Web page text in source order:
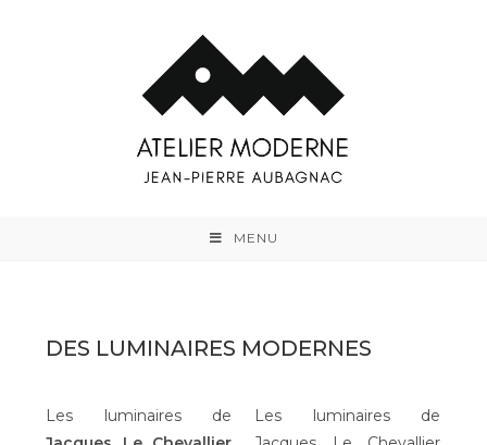
MENU
DES LUMINAIRES MODERNES
Les luminaires de
Les luminaires de